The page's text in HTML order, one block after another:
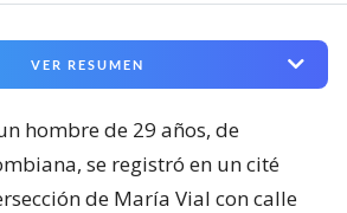
VER RESUMEN
hombre de 29 años, de
se registró en un cité
de María Vial con calle